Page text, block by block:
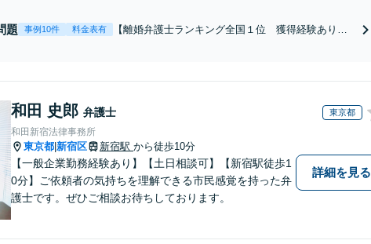
題 事例10件 料金表有
【離婚弁護士ランキング全国１位 獲得経験あり】
和田 史郎 弁護士 東京都
和田新宿法律事務所
東京都 新宿区 新宿駅 から徒歩10分
【一般企業勤務経験あり】【土日相談可】【新宿駅徒歩1
0分】ご依頼者の気持ちを理解できる市民感覚を持った弁
護士です。ぜひご相談お待ちしております。
詳細を見る